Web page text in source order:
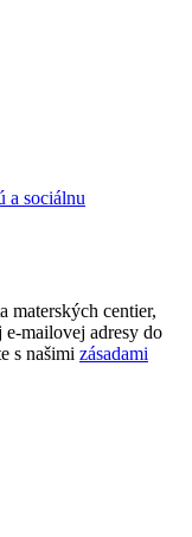
a sociálnu
materských centier,
e-mailovej adresy do
s našimi zásadami